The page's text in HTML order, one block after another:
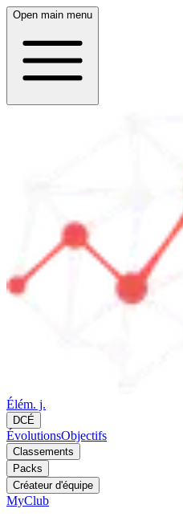
Open main menu
Élém. j.
DCÉ
ÉvolutionsObjectifs
Classements
Packs
Créateur d'équipe
MyClub